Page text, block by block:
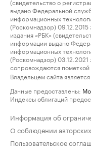
выдано Федеральной
информационных
(Роскомнадзор)
издания «РБК»
информации выдано
информационных
(Роскомнадзор)
сопровождаются пометкой
Владельцем сайта
Данные предоставлены:
Индексы облигаций
Информация об
О соблюдении
Пользовательское